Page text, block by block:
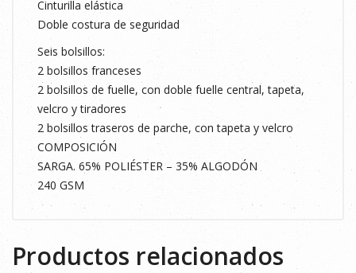
Cinturilla elástica
Doble costura de seguridad
Seis bolsillos:
2 bolsillos franceses
2 bolsillos de fuelle, con doble fuelle central, tapeta,
velcro y tiradores
2 bolsillos traseros de parche, con tapeta y velcro
COMPOSICIÓN
SARGA. 65% POLIÉSTER – 35% ALGODÓN
240 GSM
Productos relacionados